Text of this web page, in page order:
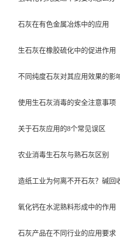
石灰在有色金属冶炼中的应用
生石灰在橡胶硫化中的促进作用
不同纯度石灰对其应用效果的影
使用生石灰消毒的安全注意事项
关于石灰应用的8个常见误区
农业消毒生石灰与熟石灰区别
造纸工业为何离不开石灰？碱回
氧化钙在水泥熟料形成中的作用
石灰产品在不同行业的应用要求